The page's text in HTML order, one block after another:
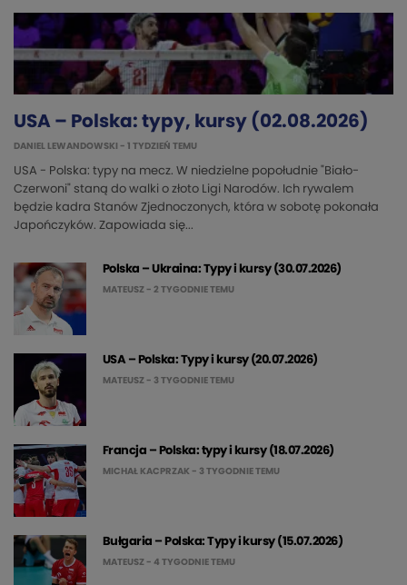
USA – Polska: typy, kursy (02.08.2026)
DANIEL LEWANDOWSKI - 1 TYDZIEŃ TEMU
USA - Polska: typy na mecz. W niedzielne popołudnie "Biało-
Czerwoni" staną do walki o złoto Ligi Narodów. Ich rywalem
będzie kadra Stanów Zjednoczonych, która w sobotę pokonała
Japończyków. Zapowiada się...
Polska – Ukraina: Typy i kursy (30.07.2026)
MATEUSZ - 2 TYGODNIE TEMU
USA – Polska: Typy i kursy (20.07.2026)
MATEUSZ - 3 TYGODNIE TEMU
Francja – Polska: typy i kursy (18.07.2026)
MICHAŁ KACPRZAK - 3 TYGODNIE TEMU
Bułgaria – Polska: Typy i kursy (15.07.2026)
MATEUSZ - 4 TYGODNIE TEMU